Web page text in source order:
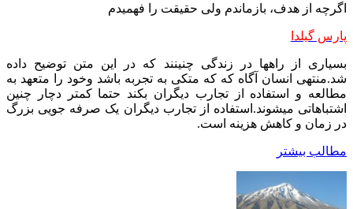
اگرچه از هدف، بازماندم ولی حقیقت را فهمیدم
پارس گیلدا
بسیاری از راهها در زندگی چنینند که در این متن توضیح داده
شد.منتهی انسان آگاه که که متکی به تجربه باشد وخود را متعهد به
مطالعه و استفاده از تجارب دیگران بکند حتما کمتر دچار چنین
اشتباهاتی میشوند.استفاده از تجارب دیگران یک صرفه جویی بزرگ
در زمان و کاهش هزینه است.
مطالب بیشتر